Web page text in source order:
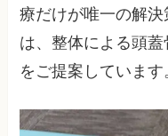
療だけが唯一の解
は、整体による頭
をご提案しています